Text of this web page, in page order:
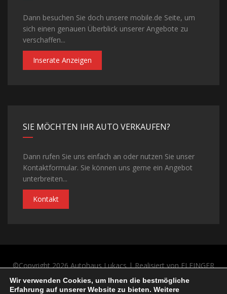
Dann besuchen Sie doch unsere mobile.de Seite, um
sich einen genauen Überblick unserer Angebote zu
verschaffen...
Inserate Anzeigen
SIE MÖCHTEN IHR AUTO VERKAUFEN?
Dann rufen Sie uns einfach an oder nutzen Sie unser
Kontaktformular. Sie können uns gerne ein Angebot
unterbreiten...
Kontakt
©Copyright 2026Autohaus Lukacs| Realisiert vonELFINGER
Solutions
Datenschutz
AGB Kontakt Impressum
Wir verwenden Cookies, um Ihnen die bestmögliche
Erfahrung auf unserer Website zu bieten. Weitere